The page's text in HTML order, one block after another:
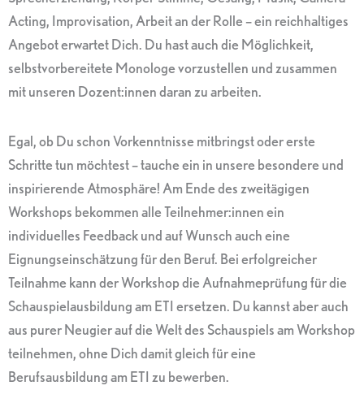
Acting, Improvisation, Arbeit an der Rolle – ein reichhaltiges
Angebot erwartet Dich. Du hast auch die Möglichkeit,
selbstvorbereitete Monologe vorzustellen und zusammen
mit unseren Dozent:innen daran zu arbeiten.
Egal, ob Du schon Vorkenntnisse mitbringst oder erste
Schritte tun möchtest – tauche ein in unsere besondere und
inspirierende Atmosphäre! Am Ende des zweitägigen
Workshops bekommen alle Teilnehmer:innen ein
individuelles Feedback und auf Wunsch auch eine
Eignungseinschätzung für den Beruf. Bei erfolgreicher
Teilnahme kann der Workshop die Aufnahmeprüfung für die
Schauspielausbildung am ETI ersetzen. Du kannst aber auch
aus purer Neugier auf die Welt des Schauspiels am Workshop
teilnehmen, ohne Dich damit gleich für eine
Berufsausbildung am ETI zu bewerben.